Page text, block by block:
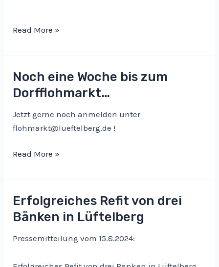
Unser
ist
da!
Read More »
Noch eine Woche bis zum
Dorfflohmarkt…
Jetzt gerne noch anmelden unter
flohmarkt@lueftelberg.de !
Noch
Woche
bis
zum
Dorfflohmarkt…
Read More »
Erfolgreiches Refit von drei
Bänken in Lüftelberg
Pressemitteilung vom 15.8.2024: